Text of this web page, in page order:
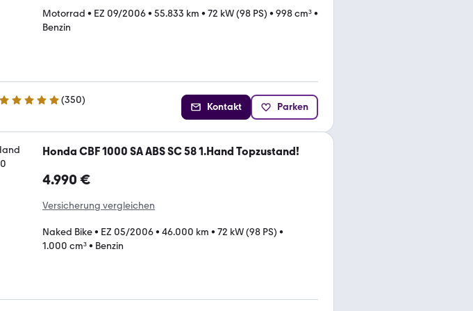
Motorrad • EZ 09/2006• 55.833 km • 72 kW (98 PS) • 998 cm³•
Benzin
4.8 Sterne (350)
Kontakt Parken
Honda CBF 1000 SA ABS SC 58 1.Hand Topzustand!
4.990 €
Versicherung vergleichen
Naked Bike• EZ 05/2006• 46.000 km • 72 kW (98 PS) •
1.000 cm³• Benzin